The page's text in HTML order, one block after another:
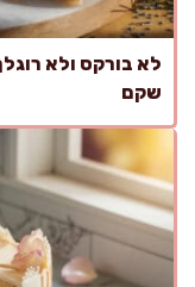
לא בורקס ולא
שקם